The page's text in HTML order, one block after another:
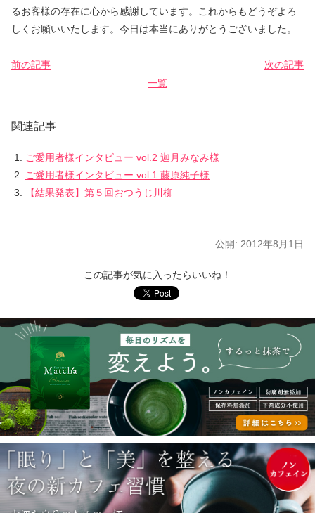
るお客様の存在に心から感謝しています。これからもどうぞよろ
しくお願いいたします。今日は本当にありがとうございました。
前の記事
次の記事
一覧
関連記事
ご愛用者様インタビュー vol.2 迦月みなみ様
ご愛用者様インタビュー vol.1 藤原純子様
【結果発表】第５回おつうじ川柳
公開: 2012年8月1日